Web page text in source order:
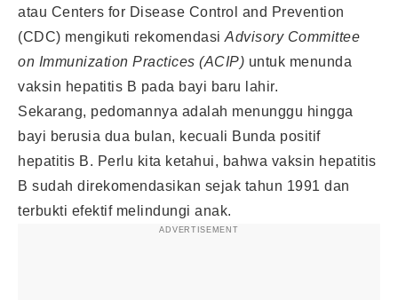
atau Centers for Disease Control and Prevention
(CDC) mengikuti rekomendasi Advisory Committee
on Immunization Practices (ACIP) untuk menunda
vaksin hepatitis B pada bayi baru lahir.
Sekarang, pedomannya adalah menunggu hingga
bayi berusia dua bulan, kecuali Bunda positif
hepatitis B. Perlu kita ketahui, bahwa vaksin hepatitis
B sudah direkomendasikan sejak tahun 1991 dan
terbukti efektif melindungi anak.
ADVERTISEMENT